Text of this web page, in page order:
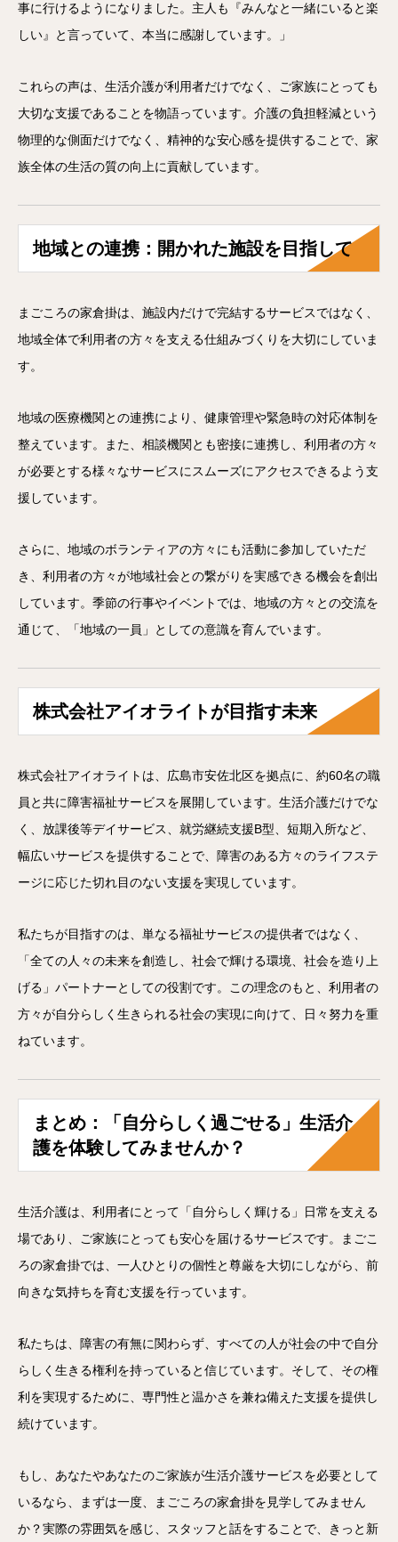
事に行けるようになりました。主人も『みんなと一緒にいると楽
しい』と言っていて、本当に感謝しています。」
これらの声は、生活介護が利用者だけでなく、ご家族にとっても
大切な支援であることを物語っています。介護の負担軽減という
物理的な側面だけでなく、精神的な安心感を提供することで、家
族全体の生活の質の向上に貢献しています。
地域との連携：開かれた施設を目指して
まごころの家倉掛は、施設内だけで完結するサービスではなく、
地域全体で利用者の方々を支える仕組みづくりを大切にしていま
す。
地域の医療機関との連携により、健康管理や緊急時の対応体制を
整えています。また、相談機関とも密接に連携し、利用者の方々
が必要とする様々なサービスにスムーズにアクセスできるよう支
援しています。
さらに、地域のボランティアの方々にも活動に参加していただ
き、利用者の方々が地域社会との繋がりを実感できる機会を創出
しています。季節の行事やイベントでは、地域の方々との交流を
通じて、「地域の一員」としての意識を育んでいます。
株式会社アイオライトが目指す未来
株式会社アイオライトは、広島市安佐北区を拠点に、約60名の職
員と共に障害福祉サービスを展開しています。生活介護だけでな
く、放課後等デイサービス、就労継続支援B型、短期入所など、
幅広いサービスを提供することで、障害のある方々のライフステ
ージに応じた切れ目のない支援を実現しています。
私たちが目指すのは、単なる福祉サービスの提供者ではなく、
「全ての人々の未来を創造し、社会で輝ける環境、社会を造り上
げる」パートナーとしての役割です。この理念のもと、利用者の
方々が自分らしく生きられる社会の実現に向けて、日々努力を重
ねています。
まとめ：「自分らしく過ごせる」生活介
護を体験してみませんか？
生活介護は、利用者にとって「自分らしく輝ける」日常を支える
場であり、ご家族にとっても安心を届けるサービスです。まごこ
ろの家倉掛では、一人ひとりの個性と尊厳を大切にしながら、前
向きな気持ちを育む支援を行っています。
私たちは、障害の有無に関わらず、すべての人が社会の中で自分
らしく生きる権利を持っていると信じています。そして、その権
利を実現するために、専門性と温かさを兼ね備えた支援を提供し
続けています。
もし、あなたやあなたのご家族が生活介護サービスを必要として
いるなら、まずは一度、まごころの家倉掛を見学してみません
か？実際の雰囲気を感じ、スタッフと話をすることで、きっと新